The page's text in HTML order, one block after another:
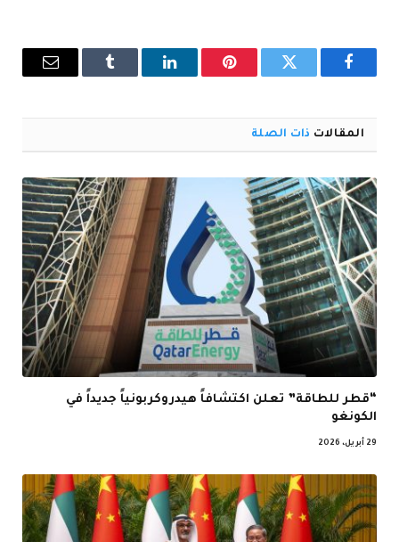
فيسبوك تويتر بينتيريستلينكدإن Tumblr
البريد
المقالات ذات الصلة
“قطر للطاقة” تعلن اكتشافاً هيدروكربونياً جديداً في
الكونغو
29 أبريل، 2026